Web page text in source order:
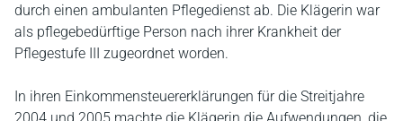
durch einen ambulanten Pflegedienst ab. Die Klägerin war
als pflegebedürftige Person nach ihrer Krankheit der
Pflegestufe III zugeordnet worden.
In ihren Einkommensteuererklärungen für die Streitjahre